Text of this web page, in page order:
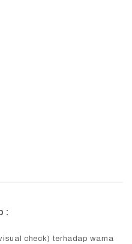
:
check) terhadap warna